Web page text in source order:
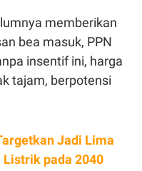
memberikan
bea masuk, PPN
insentif ini, harga
tajam, berpotensi
Jadi Lima
pada 2040